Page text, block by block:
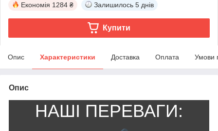
Економія 1284 ₴ Залишилось 5 днів
Купити
Опис Характеристики Доставка Оплата Умови
Опис
НАШІ ПЕРЕВАГИ: